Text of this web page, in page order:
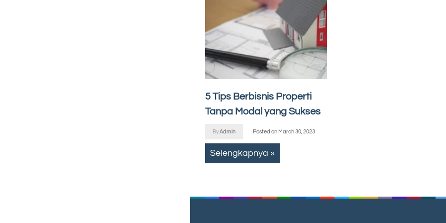
5 Tips Berbisnis Properti
Tanpa Modal yang Sukses
ByAdmin Posted on March 30, 2023
Selengkapnya »